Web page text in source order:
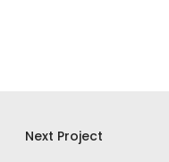
Next Project